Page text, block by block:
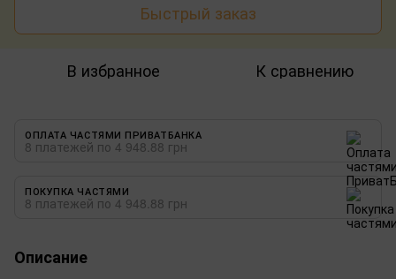
Быстрый заказ
В избранное К сравнению
ОПЛАТА ЧАСТЯМИ ПРИВАТБАНКА
8 платежей по 4 948.88 грн
ПОКУПКА ЧАСТЯМИ
8 платежей по 4 948.88 грн
Описание